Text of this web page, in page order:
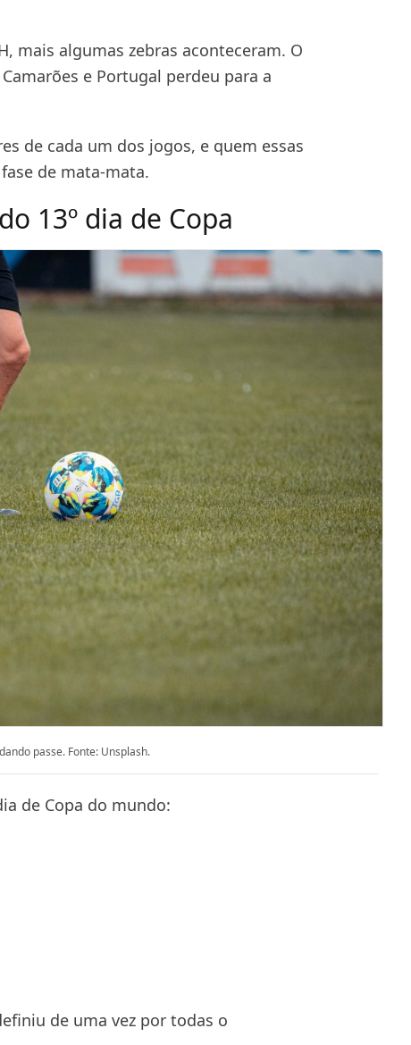
mais algumas zebras aconteceram. O
e Portugal perdeu para a
de cada um dos jogos, e quem essas
de mata-mata.
13º dia de Copa
passe. Fonte: Unsplash.
de Copa do mundo:
de uma vez por todas o